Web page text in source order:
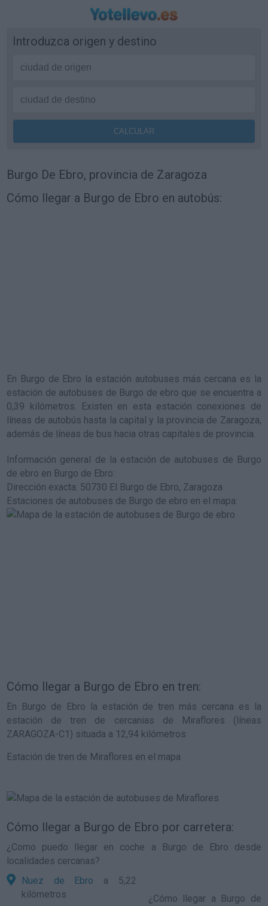
Introduzca origen y destino
Burgo De Ebro, provincia de Zaragoza
Cómo llegar a Burgo de Ebro en autobús:
En Burgo de Ebro la estación autobuses más cercana es la
estación de autobuses de Burgo de ebro que se encuentra a
0,39 kilómetros. Existen en esta estación conexiones de
líneas de autobús hasta la capital y la provincia de Zaragoza,
además de líneas de bus hacia otras capitales de provincia.
Información general de la estación de autobuses de Burgo
de ebro en Burgo de Ebro:
Dirección exacta: 50730 El Burgo de Ebro, Zaragoza
Estaciones de autobuses de Burgo de ebro en el mapa:
Cómo llegar a Burgo de Ebro en tren:
En Burgo de Ebro la estación de tren más cercana es la
estación de tren de cercanias de Miraflores (líneas
ZARAGOZA-C1) situada a 12,94 kilómetros
Estación de tren de Miraflores en el mapa
Cómo llegar a Burgo de Ebro por carretera:
¿Como puedo llegar en coche a Burgo de Ebro desde
localidades cercanas?
Nuez de Ebro a 5,22
kilómetros
¿ Cómo llegar a Burgo de